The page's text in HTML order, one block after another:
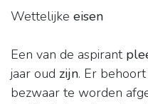
Wettelijke eisen
Een van de aspirant
jaar oud zijn. Er
bezwaar te worden